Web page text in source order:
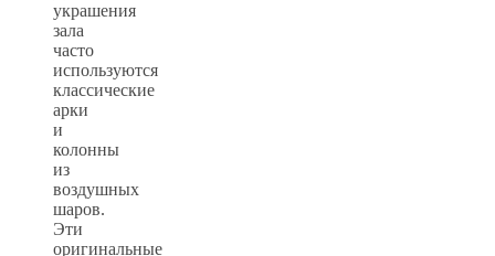
украшения
зала
часто
используются
классические
арки
и
колонны
из
воздушных
шаров.
Эти
оригинальные